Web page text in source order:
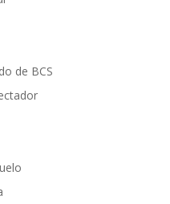
de BCS